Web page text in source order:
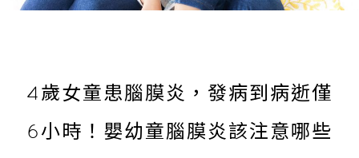
4歲女童患腦膜炎，發病到病逝僅
6小時！嬰幼童腦膜炎該注意哪些